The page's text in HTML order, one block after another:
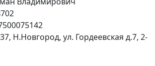
Н.Новгород, ул. Гордеевская д.7, 2-